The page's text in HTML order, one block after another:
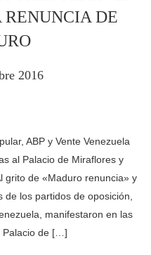
DE
2016
ABP y Vente Venezuela
al Palacio de Miraflores y
grito de «Maduro renuncia» y
los partidos de oposición,
manifestaron en las
Palacio de […]